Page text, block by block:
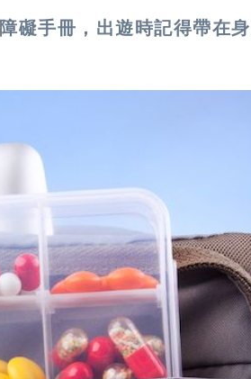
礙手冊，出遊時記得帶在